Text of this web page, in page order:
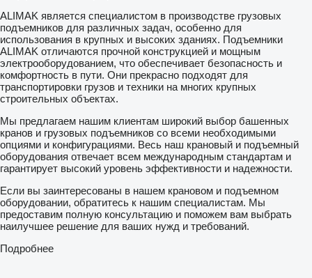
ALIMAK является специалистом в производстве грузовых
подъемников для различных задач, особенно для
использования в крупных и высоких зданиях. Подъемники
ALIMAK отличаются прочной конструкцией и мощным
электрооборудованием, что обеспечивает безопасность и
комфортность в пути. Они прекрасно подходят для
транспортировки грузов и техники на многих крупных
строительных объектах.
Мы предлагаем нашим клиентам широкий выбор башенных
кранов и грузовых подъемников со всеми необходимыми
опциями и конфигурациями. Весь наш крановый и подъемный
оборудования отвечает всем международным стандартам и
гарантирует высокий уровень эффективности и надежности.
Если вы заинтересованы в нашем крановом и подъемном
оборудовании, обратитесь к нашим специалистам. Мы
предоставим полную консультацию и поможем вам выбрать
наилучшее решение для ваших нужд и требований.
Подробнее